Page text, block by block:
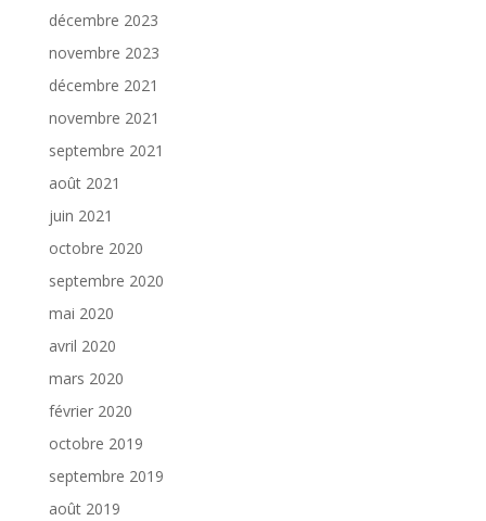
décembre 2023
novembre 2023
décembre 2021
novembre 2021
septembre 2021
août 2021
juin 2021
octobre 2020
septembre 2020
mai 2020
avril 2020
mars 2020
février 2020
octobre 2019
septembre 2019
août 2019